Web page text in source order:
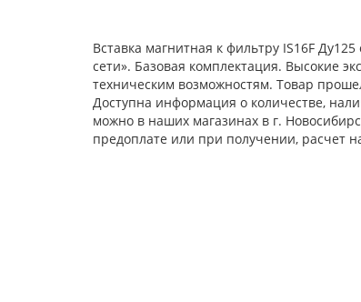
Вставка магнитная к фильтру IS16F
сети». Базовая комплектация. Высокие
техническим возможностям. Товар
Доступна информация о количестве,
можно в наших магазинах в г.
предоплате или при получении, расчет